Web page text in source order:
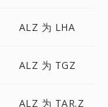
ALZ 为 LHA
ALZ 为 TGZ
ALZ 为 TAR.Z